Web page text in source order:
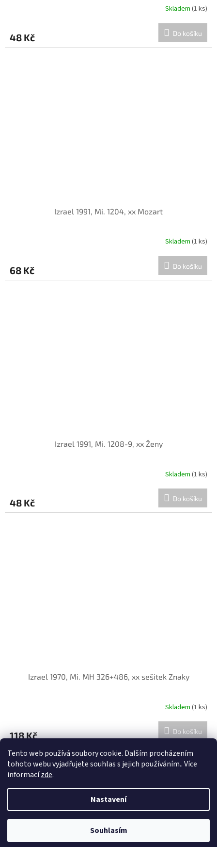
Tento web používá soubory cookie. Dalším procházením
tohoto webu vyjadřujete souhlas s jejich používáním.. Více
informacízde.
Nastavení
Souhlasím
Skladem (1 ks)
48 Kč Do košíku
Izrael 1991, Mi. 1204, xx Mozart
Skladem (1 ks)
68 Kč Do košíku
Izrael 1991, Mi. 1208-9, xx Ženy
Skladem (1 ks)
48 Kč Do košíku
Izrael 1970, Mi. MH 326+486, xx sešitek Znaky
Skladem (1 ks)
118 Kč Do košíku
O
á
d
a
c
í
p
16 položek celkem
Vytvořil Shoptet
Filatelie Filip Beneš. Všechna práva vyhrazena.